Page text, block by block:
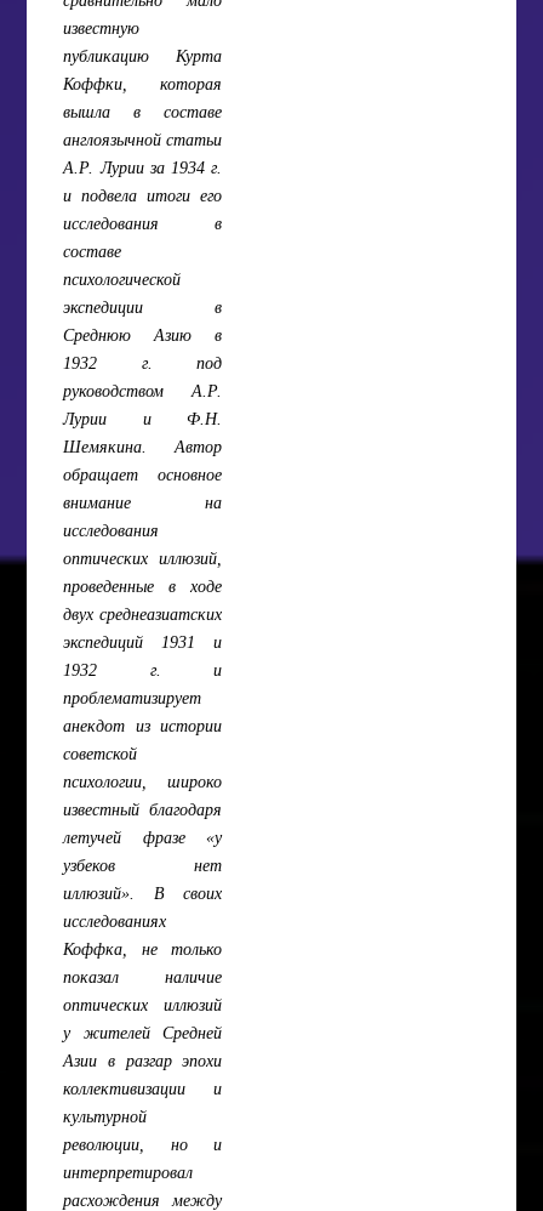
известную
публикацию Курта
Коффки, которая
вышла в составе
англоязычной статьи
А.Р. Лурии за 1934 г.
и подвела итоги его
исследования в
составе
психологической
экспедиции в
Среднюю Азию в
1932 г. под
руководством А.Р.
Лурии и Ф.Н.
Шемякина. Автор
обращает основное
внимание на
исследования
оптических иллюзий,
проведенные в ходе
двух среднеазиатских
экспедиций 1931 и
1932 г. и
проблематизирует
анекдот из истории
советской
психологии, широко
известный благодаря
летучей фразе «у
узбеков нет
иллюзий». В своих
исследованиях
Коффка, не только
показал наличие
оптических иллюзий
у жителей Средней
Азии в разгар эпохи
коллективизации и
культурной
революции, но и
интерпретировал
расхождения между